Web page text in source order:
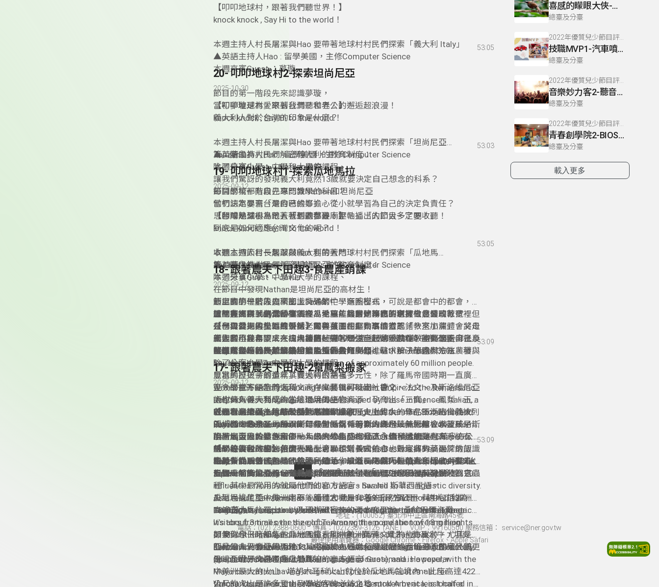
【叩叩地球村，跟著我們聽世界！】
knock knock , Say Hi to the world！
本週主持人村長屠潔與Hao 要帶著地球村村民們探索「義大利 Italy」
▲英語主持人Hao : 留學美國，主修Computer Science
本週來賓Guest ：夢璇
節目的第一階段先來認識夢璇，
當初夢璇是為愛來到台灣？和老公的邂逅超浪漫！
義大利人對於台灣的印象是什麼？
第二階段為村民們解密義大利的教育制度：
除了分享小學、中學和大學的課程、
讓我們驚訝的發現義大利竟然13歲就要決定自己想念的科系？
每間學校都有自己專門教學的科目？
他們認為學習「是自己的事」，從小就學習為自己的決定負責任？
思想成熟又很為他人著想的夢璇，壓軸播出的節目一定要收聽！
收聽本週節目一起敲敲義大利的大門！
Say Hi to the Italy ！
---------------
三個義大利 Italy的小常識：
義大利位於南歐，人口大約有6千萬人，面積大概是30萬平方公里。
Italy is a country located in Southern Europe, with an area of 300K
square kilometers and a population of approximately 60 million people.
豐富的歷史背景造就了義大利的語言多元性，除了羅馬帝國時期一直廣用
至今的官方語言義大利文，在文藝復興時期，德文、法文、及斯洛維尼亞
語也傳入義大利成為當地通用的語言。
With a rich history spanning from the Roman Empire to the Renaissance,
Italy's diverse languages have been shaped by these influences. Italian, a
Romance language, is the official language, but German, Slovenian, and
French are also spoken.
義大利又被稱為建築及藝術之國，綜觀歷史上偉大的作品不泛出自義大利
的大城，像是羅馬的西斯汀教堂、佛倫倫斯的烏飛茲美術館、以及威尼斯
的聖馬可大教堂。
Famous for its art and architecture, Italy boasts incredible works from
its major cities. Some notable examples such as the Sistine Chapel in
Rome, Uffizi Gallery in Florence, and St. Mark’s Basilica in Venice.
想到義大利，相信台灣人馬上會聯想到義式美食，最經典的莫過於燉飯、
比薩、以及各式各樣的義大利麵，你知道嗎？義大利麵有多達600種以上
的形狀。除了主食之外，全世界也風靡義式甜點，其中包括台灣人也超愛
的義式手工冰淇淋Gelato、提拉米蘇以及巧克力蛋糕。
Italy is the birthplace of many classic cuisines. The most popular dishes
include risotto, pizza, and various types of pasta. Did you know that
there are more than 600 shapes of pasta? In addition, Italian desserts
are also popular worldwide, including gelato, tiramisu, and Torta
Pistocchi.
53:05
20- 叩叩地球村2-探索坦尚尼亞
2025-10-30
【叩叩地球村，跟著我們聽世界！】
knock knock , Say Hi to the world！
本週主持人村長屠潔與Hao 要帶著地球村村民們探索「坦尚尼亞
Tanzania」
▲英語主持人Hao : 留學美國，主修Computer Science
本週來賓Guest ：Nathan內森
節目的第一階段先來認識Nathan和坦尚尼亞
當初決定要來台灣的時候好擔心？
「台灣是個小島？」「到處都是廟宇？」「人口太多了吧！」
到底是如何適應台灣文化的呢？
第二階段為村民們解密坦尚尼亞的教育制度：
除了分享小學、中學和大學的課程、
在節目中發現Nathan是坦尚尼亞的高材生！
超認真的學習態度，加上特殊的中學選系模式，
讓他在高中就選修科技農業，希望能夠幫忙務農的家裡做農業改革？
收聽本週節目一起敲敲坦尚尼亞的大門！
Say Hi to the Tanzani ！
---------------
三個坦尚尼亞 Tanzania 的小常識：
坦尚尼亞位於非洲東部，人口大約有5900萬人，面積大概是95萬平方公
里，約為台灣的26倍大。
Tanzania is an East African country with an area of approximately 950K
square kilometers and a population of around 59 million people.
由於曾受到德國和英國的殖民統治，以及長期與阿拉伯人和印度人貿易的
影響，坦尚尼亞不但有將近130個民族，境內人口使用的語言也多達120
種，其中最常用的就屬他們的官方語言 - Swahili 斯華西里語。
Tanzania's history of German and British colonization as well as
influences from Arab and Indian traders has led to its linguistic diversity.
As a result, Tanzania has over 120 ethnic groups, and more than 120
languages are spoken there, with Swahili being the national language.
去到坦尚尼亞，你一定不能錯過它世界有名的自然風景。其中包括非洲最
高峰吉力馬扎羅山、以及珊瑚礁密佈的潛水客聖地 - 桑給巴爾海灘。
The country boasts a wealth of renowned destinations that attract
visitors from all over the globe. Among them are the towering heights
of Mount Kilimanjaro and the pristine beaches of Zanzibar.
如果你想一睹知名的非洲五霸 - 非洲象、獅子、犀牛、豹及水牛，坦尚尼
亞就是非洲獵遊的聖地，其中動物大遷席必經之地的塞倫蓋蒂國家公園更
是讓全世界的遊客趨之若鶩。
Tanzania is known for its abundant wildlife, including the Big Five
(elephant, lion, leopard, buffalo, and rhinoceros), and is a popular
destination for safari tours. The Serengeti National Park is also a must-
visit if you want to witness the annual Great Migration.
53:03
19- 叩叩地球村1-探索瓜地馬拉
2025-09-12
【叩叩地球村，跟著我們聽世界！】
knock knock , Say Hi to the world！
本週主持人村長屠潔與Hao 要帶著地球村村民們探索「瓜地馬
拉 Guatemala 」
▲英語主持人Hao : 留學美國，主修Computer Science
本週來賓Guest ：Javier
節目的第一階段先來認識Javier
當初選擇來到台灣留學，在瓜地馬拉其實是冷門的選擇？
在台灣從馬拉松到練三鐵，覺得台灣的運動環境很不錯？
第二階段為村民們解密瓜地馬拉的教育制度：
除了分享小學、中學和大學的課程、
瓜地馬拉孩子的童年其實過得很幸褔？
上大學並不是熱門選項，高中畢業就可以出社會？
收聽本週節目一起敲敲瓜地馬拉 的大門！
Say Hi to the Guatemala！
---------------
三個瓜地馬拉 Guatemala 的小常識：
瓜地馬拉位於中美洲南部，面積大概是10萬9千平方公里，總人口約為
1800萬人。
Guatemala is a country located in the southern part of Central America.
It’s about 3 times the size of Taiwan with a population of 18 million.
即使到今日，都能在瓜地馬拉看到中美洲馬雅文化的些許蹤跡，尤其是少
部分的人仍會使用馬雅文。但由於在16世紀時經歷過西班牙人的殖民統
治，西班牙文是現今瓜地馬拉的官方語言。
Even since the arrival of the Spanish conquistadors in the 16th century,
Spanish has been the official language of Guatemala. However, with the
Maya civilization having a significant presence in Guatemala for
thousands of years, the Mayan language is spoken by at least half a
中美洲最大的火山 - 塔胡木耳科火山就位於瓜地馬拉境內，此座高達4220
公尺的火山是許多登山及攀岩客的必訪之地。
Volcán Tajumulco, the largest volcano in Central America, is located in
53:05
18- 跟著農夫下田趣3-食農產銷課
2025-09-12
新上國小位於人口稠密、交通繁忙、商圈密布，可說是都會中的都會，一
般而言，孩子的活動空間極為受限，高層建築也不利於自然體驗教育；但
是學校就把劣勢轉為優勢，帶著孩子在都市高樓當起「教室小農」，將走
廊觀賞用花台變成一塊塊農田，帶著學生一起動手農作、觀察學習、餐桌
料理、行銷義賣到公益回饋及社會共好。
這門產銷課，還真的很不容易，高年級的同學複製現實社會公司行號裡，
公司與公司的良性競爭、老闆與員工相處共事的方式，一來加深體會父母
工作的不容易；二來提早接觸社會，知道自己的優缺點、不斷修正自己及
發揮所長。
【一日農夫與土地的對話】陽台菜園
新上國小幾年下來在校內種植超過70種以上蔬果，就在教室外面走廊上的
各班花台，因為健康植物會吸引昆蟲、鳥類進駐，孩子想盡辦法在農穫與
生態之間，以「創造新的美感經驗」與動植物共生共好，透過實際參與，
發現蔬菜與蟲鳥之間如何取得共存平衡的問題與討論。
這堂課從種植蔬菜開始，師生遇到各類問題、尋求解決策略與方法，發展
成不同課程，整個課程讓學生們能學習生態平衡，與不同物種共居於校
園，讓學習歷程化身一幅美感生活學習地圖。
53:09
17- 跟著農夫下田趣-2幫鳳梨搬家
2025-09-12
大樹具有得天獨厚的生態環境與生物資源，孕育出「三寶」﹣鳳梨、玉荷
包還有水 ，水? 原來大樹是水源保護區，大樹的水，早在日本時代就被列
入「台灣名泉」，所以民間有句話說「若食大樹水、無肥嘛會水」。
【一日農夫與土地的對話】幫鳳梨搬家
溪埔國中的孩子，在不同年級對鳳梨有不同的課程設計，學校希望孩子從
小了解自己的特色和優點，未來才能成為社區永續發展的動力。
頂著大太陽，這群國中一年級的學生互相分工合作、透過課程有系統有脈
絡的培養和啟發，相信一點一滴累積增長自信心也對家鄉有了更深的認識
和更多的感情。
【學校沒教的事】怎麼種鳳梨
種鳳梨從取苗、整地、施肥、鋤草、灌溉、防曬、催花直到採收共有十個
步驟，前後竟然要18個月，而且在種植過程還要注意田裡其牠動物或是蟲
類的侵襲，農夫老師說，從鳳梨被吃的樣子可以看出是哪種動物，實在是
太有意思了!
但是南部天氣炎熱，雖然鳳梨耐熱，孩子在過程中也須及時灌溉及為它們
做好防曬，才能享受到豐碩的果子。
53:09
1 2 3 4 5
喜感的矇眼大俠-小彎嘴
總臺及分臺
2022年優質兒少節目評選獲推薦節目
技職MVP1-汽車噴漆也能噴出亮麗未來
總臺及分臺
2022年優質兒少節目評選獲推薦節目
音樂妙力客2-聽音樂會,該什麼時候拍手?
總臺及分臺
2022年優質兒少節目評選獲推薦節目
青春創學院2-BIOS工程師出任務!
總臺及分臺
載入更多
地址：(100052) 臺北市中正區南海路45號
電話：(02) 2388-0600 傳真：(02)2389-3126 TANET VOIP：99160500 服務信箱： service@ner.gov.tw
最佳使用瀏覽器：Google Chrome、Firefox、Apple Safari